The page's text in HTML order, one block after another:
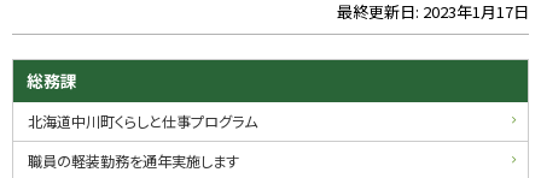
ッ
最終更新日: 2023年1月17日
サ
イ
ド
総務課
北海道中川町くらしと仕事プログラム
職員の軽装勤務を通年実施します